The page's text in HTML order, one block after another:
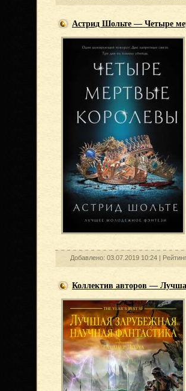
Астрид Шольте — Четыре
Добавлено: 03.07.2019 10:24 |
Коллектив авторов —